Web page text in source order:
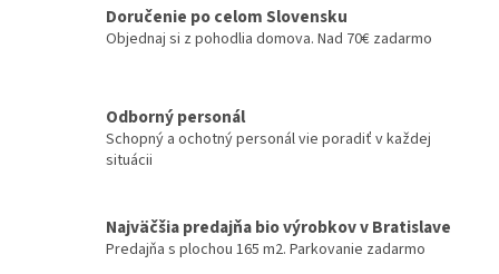
Doručenie po celom Slovensku
Objednaj si z pohodlia domova. Nad 70€ zadarmo
Odborný personál
Schopný a ochotný personál vie poradiť v každej
situácii
Najväčšia predajňa bio výrobkov v Bratislave
Predajňa s plochou 165 m2. Parkovanie zadarmo